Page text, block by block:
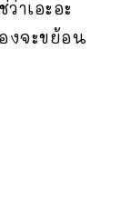
าเอะอะ
งจะขย้อน